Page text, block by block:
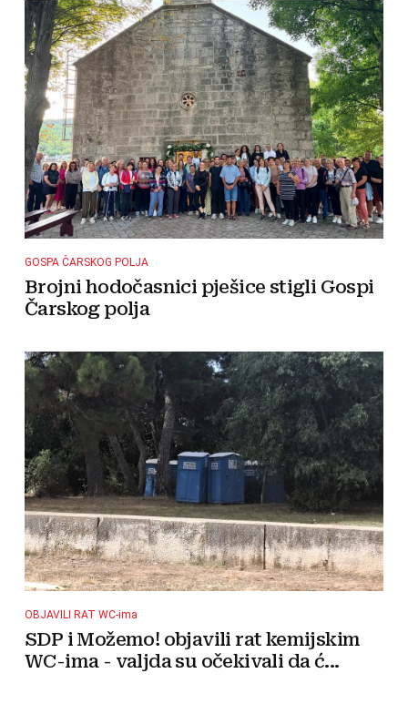
GOSPA ČARSKOG POLJA
Brojni hodočasnici pješice stigli Gospi
Čarskog polja
OBJAVILI RAT WC-ima
SDP i Možemo! objavili rat kemijskim
WC-ima - valjda su očekivali da ć...